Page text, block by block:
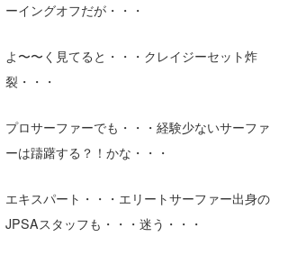
ーイングオフだが・・・
よ〜〜く見てると・・・クレイジーセット炸
裂・・・
プロサーファーでも・・・経験少ないサーファ
ーは躊躇する？！かな・・・
エキスパート・・・エリートサーファー出身の
JPSAスタッフも・・・迷う・・・